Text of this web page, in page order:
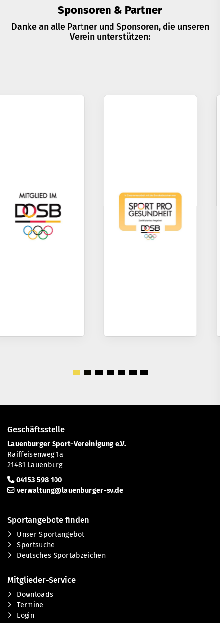
Sponsoren & Partner
Danke an alle Partner und Sponsoren, die unseren
Verein unterstützen:
Geschäftsstelle
Lauenburger Sport-Vereinigung e.V.
Raiffeisenweg 1a
21481 Lauenburg
04153 598 100
verwaltung@lauenburger-sv.de
Sportangebote finden
Unser Sportangebot
Sportsuche
Deutsches Sportabzeichen
Mitglieder-Service
Downloads
Termine
Login